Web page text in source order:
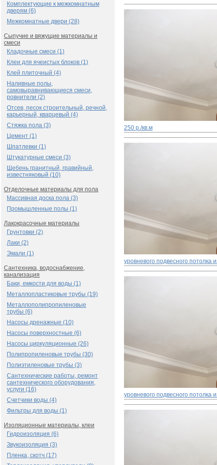
Комплектующие к межкомнатным
дверям (6)
Межкомнатные двери (28)
Сыпучие и вяжущие материалы и
смеси
Кладочные смеси (1)
Клеи для ячеистых блоков (1)
Клей плиточный (4)
Наливные полы,
самовыравнивающиеся смеси,
ровнители (2)
Отсев, песок строительный, речной,
карьерный, кварцевый (4)
Стяжка пола (3)
Цемент (1)
Шпатлевки (1)
Штукатурные смеси (3)
Щебень гранитный, гравийный,
известняковый (10)
Отделочные материалы для пола
Массивная доска пола (3)
Промышленные полы (1)
Лакокрасочные материалы
Грунтовки (2)
Лаки (2)
Эмали (1)
Сантехника, водоснабжение,
канализация
Баки, емкости для воды (1)
Металлопластиковые трубы (19)
Металлополипропиленовые
трубы (6)
Насосы дренажные (10)
Насосы поверхностные (6)
Насосы циркуляционные (26)
Полипропиленовые трубы (30)
Полиэтиленовые трубы (3)
Сантехнические работы, ремонт
сантехнического оборудования,
услуги (16)
Счетчики воды (4)
Фильтры для воды (1)
Изоляционные материалы, клеи
Гидроизоляция (6)
Звукоизоляция (3)
Пленка, скотч (17)
250 р./кв.м
уровневого подвесного потолка
уровневого подвесного потолка